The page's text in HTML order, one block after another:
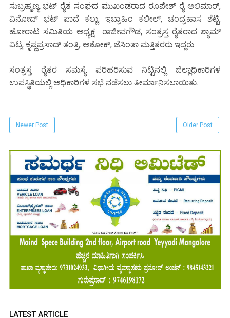
ಸುಬ್ರಹ್ಮಣ್ಯ ಭಟ್ ರೈತ ಸಂಘದ ಮುಖಂಡರಾದ ರೂಪೇಶ್ ರೈ ಅಲಿಮಾರ್,
ವಿನೋದ್ ಭಟ್ ಪಾದೆ ಕಲ್ಲು, ಇಬ್ರಾಹಿಂ ಕಲೀಲ್, ಚಂದ್ರಹಾಸ ಶೆಟ್ಟಿ,
ಹೋರಾಟ ಸಮಿತಿಯ ಅಧ್ಯಕ್ಷ ರಾಜೀವಗೌಡ, ಸಂತ್ರಸ್ತ ರೈತರಾದ ಶ್ಯಾಮ್
ವಿಟ್ಲ, ಕೃಷ್ಣಪ್ರಸಾದ್ ತಂತ್ರಿ, ಅಶೋಕ್, ಜೆಸಿಂತಾ ಮತ್ತಿತರರು ಇದ್ದರು.
ಸಂತ್ರಸ್ತ ರೈತರ ಸಮಸ್ಯೆ ಪರಿಹರಿಸುವ ನಿಟ್ಟಿನಲ್ಲಿ ಜಿಲ್ಲಾಧಿಕಾರಿಗಳ
ಉಪಸ್ಥಿತಿಯಲ್ಲಿ ಅಧಿಕಾರಿಗಳ ಸಭೆ ನಡೆಸಲು ತೀರ್ಮಾನಿಸಲಾಯಿತು.
Newer Post Older Post
LATEST ARTICLE